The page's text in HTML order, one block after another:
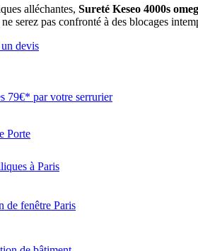
alléchantes, Sureté Keseo 4000s
serez pas confronté à des blocages
devis
79€* par votre serrurier
Porte
à Paris
de fenêtre Paris